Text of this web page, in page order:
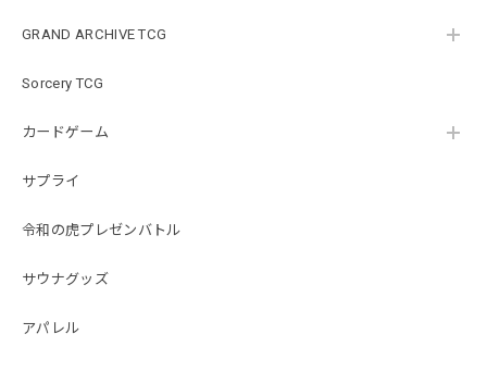
GRAND ARCHIVE TCG
Sorcery TCG
カードゲーム
サプライ
令和の虎プレゼンバトル
サウナグッズ
アパレル